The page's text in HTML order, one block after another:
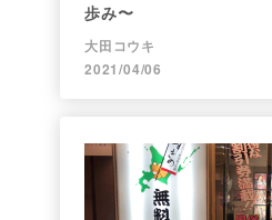
歩み〜
大田コウキ
2021/04/06